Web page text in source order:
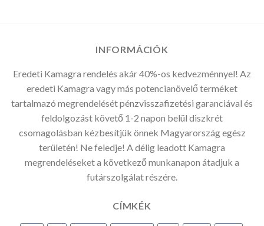
INFORMÁCIÓK
Eredeti Kamagra rendelés akár 40%-os kedvezménnyel! Az
eredeti Kamagra vagy más potencianövelő terméket
tartalmazó megrendelését pénzvisszafizetési garanciával és
feldolgozást követő 1-2 napon belül diszkrét
csomagolásban kézbesítjük önnek Magyarország egész
területén! Ne feledje! A délig leadott Kamagra
megrendeléseket a következő munkanapon átadjuk a
futárszolgálat részére.
CÍMKÉK